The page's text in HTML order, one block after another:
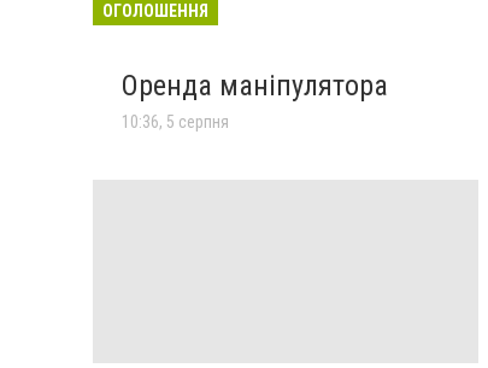
ОГОЛОШЕННЯ
Оренда маніпулятора
10:36, 5 серпня